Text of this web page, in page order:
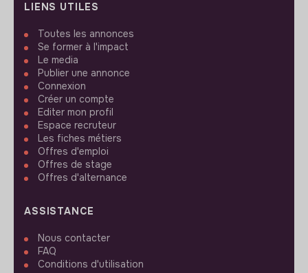
LIENS UTILES
Toutes les annonces
Se former à l'impact
Le media
Publier une annonce
Connexion
Créer un compte
Editer mon profil
Espace recruteur
Les fiches métiers
Offres d'emploi
Offres de stage
Offres d'alternance
ASSISTANCE
Nous contacter
FAQ
Conditions d'utilisation